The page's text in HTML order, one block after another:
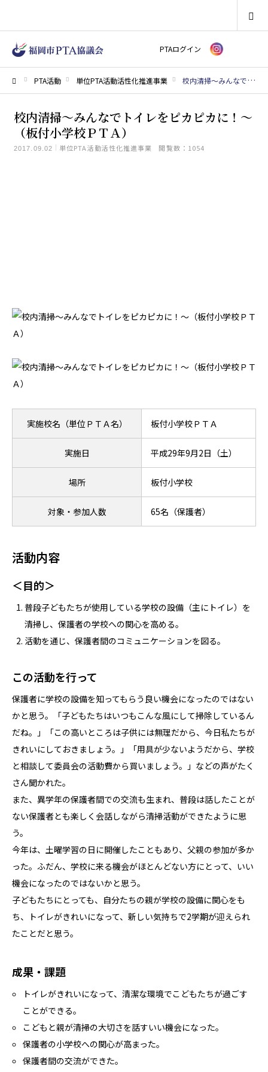
PTAログイン
PTA活動 単位PTA活動活性化推進事業 校内清掃～みんなでトイレをピカピカに！～（板付小学校ＰＴＡ）
校内清掃～みんなでトイレをピカピカに！～
（板付小学校ＰＴＡ）
2017.09.02 単位PTA活動活性化推進事業 閲覧数：1054
実施校名（単位ＰＴＡ名） 板付小学校ＰＴＡ
実施日 平成29年9月2日（土）
場所 板付小学校
対象・参加人数 65名（保護者）
活動内容
＜目的＞
普段子どもたちが使用している学校の設備（主にトイレ）を
清掃し、保護者の学校への関心を高める。
活動を通じ、保護者間のコミュニケーションを図る。
この活動を行って
保護者に学校の設備を知ってもらう良い機会になったのではない
かと思う。「子どもたちはいつもこんな風にして掃除しているん
だね。」「この高いところは子供には無理だから、今日私たちが
きれいにしておきましょう。」「用具が少ないようだから、学校
と相談して委員会の活動費から買いましょう。」などの声がたく
さん聞かれた。
また、異学年の保護者間での交流も生まれ、普段は話したことが
ない保護者とも楽しく会話しながら清掃活動ができたように思
う。
今年は、土曜学習の日に開催したこともあり、父親の参加が多か
った。ふだん、学校に来る機会がほとんどない方にとって、いい
機会になったのではないかと思う。
子どもたちにとっても、自分たちの親が学校の設備に関心をも
ち、トイレがきれいになって、新しい気持ちで2学期が迎えられ
たことだと思う。
成果・課題
トイレがきれいになって、清潔な環境でこどもたちが過ごす
ことができる。
こどもと親が清掃の大切さを話すいい機会になった。
保護者の小学校への関心が高まった。
保護者間の交流ができた。